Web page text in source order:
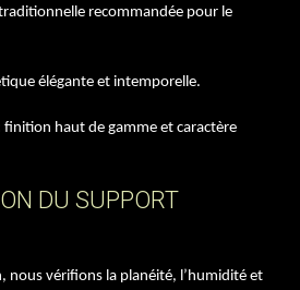
recommandée pour le
élégante et intemporelle.
finition haut de gamme et caractère
DU SUPPORT
nous vérifions la planéité, l’humidité et